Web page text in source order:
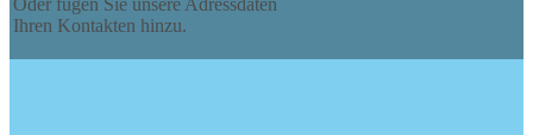
Oder fügen Sie unsere Adressdaten
Ihren Kontakten hinzu.